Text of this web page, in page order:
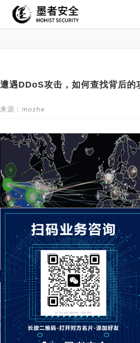
遭遇DDoS攻击，如何查找背后的
来源：mozhe
DDoS 攻击给服务
正常运行。
首先，DDoS 攻击